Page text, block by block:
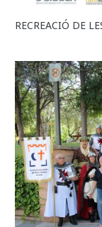
RECREACIÓ DE